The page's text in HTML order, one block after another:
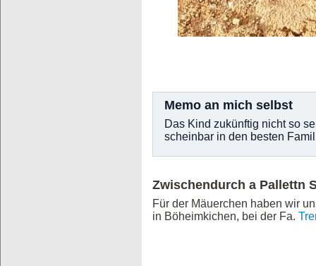
Memo an mich selbst
Das Kind zukünftig nicht so
scheinbar in den besten
Zwischendurch a Pallettn
Für der Mäuerchen haben wir
in Böheimkichen, bei der Fa.